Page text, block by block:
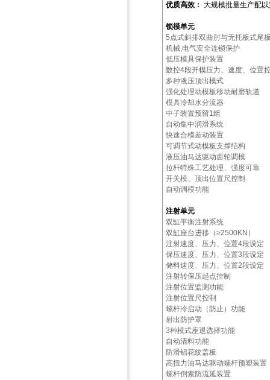
优质高效： 大规模批量生产配
锁模单元
5点式斜排双曲肘与无托板式尾
机械,电气安全连锁保护
低压模具保护装置
数控4段开模压力、速度、位置
多种液压顶出模式
强化处理动模板移动耐磨轨道
模具冷却水分流器
中子装置预留1组
自动集中润滑系统
快速合模差动装置
可调节式动模板支撑结构
液压油马达驱动齿轮调模
拉杆特殊工艺处理、强度可靠
开关模、顶出位置尺控制
自动调模功能
注射单元
双缸平衡注射系统
双缸座台进移（≥2500KN）
注射速度、压力、位置4段设定
保压速度、压力、位置3段设定
储料速度、压力、位置2段设定
注射转保压起点控制
注射位置监测功能
注射位置尺控制
螺杆冷启动（防止）功能
射出防护罩
3种模式座退选择功能
自动清料功能
防滑铝花纹盖板
高扭力油马达驱动螺杆预塑装置
螺杆倒索防流延装置